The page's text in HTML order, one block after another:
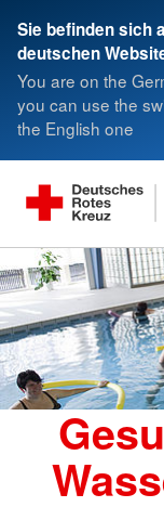
Sie befinden sich
deutschen
You are on the
you can use the
the English one